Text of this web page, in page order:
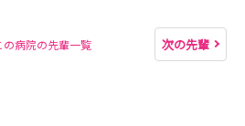
の病院の先輩一覧 次の先輩